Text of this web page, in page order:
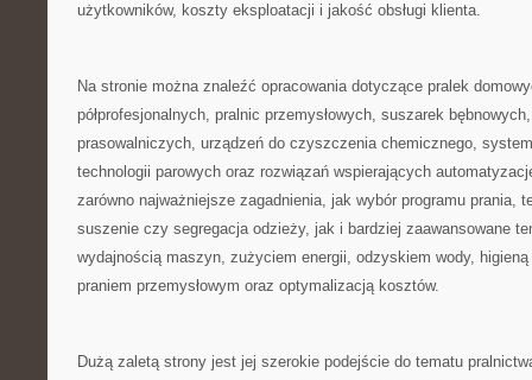
użytkowników, koszty eksploatacji i jakość obsługi klienta.
Na stronie można znaleźć opracowania dotyczące pralek
półprofesjonalnych, pralnic przemysłowych, suszarek
prasowalniczych, urządzeń do czyszczenia chemicznego,
technologii parowych oraz rozwiązań wspierających
zarówno najważniejsze zagadnienia, jak wybór programu prania,
suszenie czy segregacja odzieży, jak i bardziej zaawansowane
wydajnością maszyn, zużyciem energii, odzyskiem wody,
praniem przemysłowym oraz optymalizacją kosztów.
Dużą zaletą strony jest jej szerokie podejście do tematu